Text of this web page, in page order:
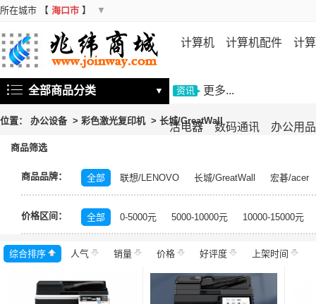
所在城市 【 海口市 】 ▼
计算机 计算机配件 计
机 存储设备
活电器 数码通讯 办公用品
全部商品分类 ▼ 资讯 更多...
位置： 办公设备> 彩色激光复印机> 长城/GreatWall
商品筛选
商品品牌： 全部 联想/LENOVO 长城/GreatWall
宏碁/acer
富士施乐/Fuji Xerox
华硕/ASUS 戴尔/DELL
三
飞利浦/PHILIPS
TCL 长虹/CHANGHONG
索尼
理光/RICOH
大华/dahua 奔图/PANTUM
金典/
齐心/Comix
科密/comet 希沃/seewo
中福/
东方中原/DONVIEW
山特/SANTAK
爱普生/
MAXHUB
碎乐/Ceiro 柯达/Kodak
价格区间： 全部 0-5000元 5000-10000元 10000-15000元
综合排序 人气 销量 价格 好评度 上架时间